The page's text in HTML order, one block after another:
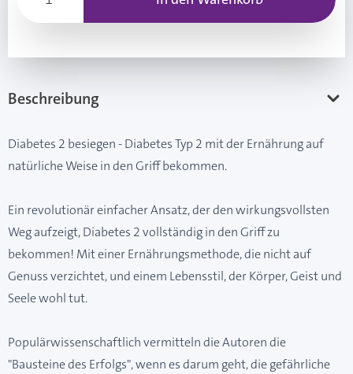
Beschreibung
Diabetes 2 besiegen - Diabetes Typ 2 mit der Ernährung auf
natürliche Weise in den Griff bekommen.
Ein revolutionär einfacher Ansatz, der den wirkungsvollsten
Weg aufzeigt, Diabetes 2 vollständig in den Griff zu
bekommen! Mit einer Ernährungsmethode, die nicht auf
Genuss verzichtet, und einem Lebensstil, der Körper, Geist und
Seele wohl tut.
Populärwissenschaftlich vermitteln die Autoren die
"Bausteine des Erfolgs", wenn es darum geht, die gefährliche